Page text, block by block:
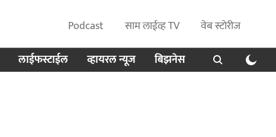
Podcast साम लाईव्ह TV
वेब स्टोरीज
लाईफस्टाईल व्हायरल न्यूज बिझनेस